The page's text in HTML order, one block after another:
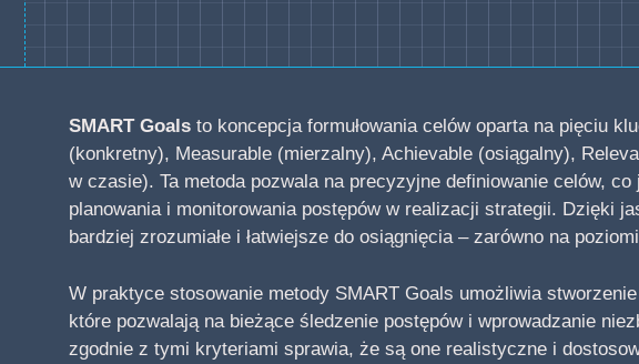
SMART Goals to koncepcja formułowania celów oparta na pięciu
(konkretny), Measurable (mierzalny), Achievable (osiągalny),
w czasie). Ta metoda pozwala na precyzyjne definiowanie celów,
planowania i monitorowania postępów w realizacji strategii. Dzięki
bardziej zrozumiałe i łatwiejsze do osiągnięcia – zarówno na
W praktyce stosowanie metody SMART Goals umożliwia
które pozwalają na bieżące śledzenie postępów i wprowadzanie
zgodnie z tymi kryteriami sprawia, że są one realistyczne i